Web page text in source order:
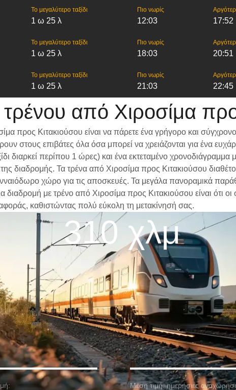
Το μεγαλύτερο ταξίδι
1 ω 25 λ
Πιο νωρίς
12:03 17:52
Το μεγαλύτερο ταξίδι
1 ω 25 λ
Πιο νωρίς
18:03 20:51
Το μεγαλύτερο ταξίδι
1 ω 25 λ
Πιο νωρίς
21:03 22:45
από Χιροσίμα
προς Κιτακιούσου είναι να πάρετε ένα γρήγορο και
στους επιβάτες όλα όσα μπορεί να χρειάζονται για ένα
διαρκεί περίπου 1 ώρες) και ένα εκτεταμένο
διαδρομής. Τα τρένα από Χιροσίμα προς Κιτακιούσου
χώρο για τις αποσκευές. Τα μεγάλα πανοραμικά
διαδρομή με τρένο από Χιροσίμα προς Κιτακιούσου είναι ότι
καθιστώντας πολύ εύκολη τη μετακίνησή σας.
310 χλμ
Μέση τιμή. ημερήσιες